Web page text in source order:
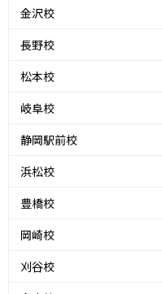
金沢校
長野校
松本校
岐阜校
静岡駅前校
浜松校
豊橋校
岡崎校
刈谷校